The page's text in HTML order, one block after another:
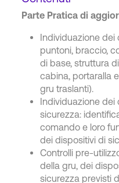
Parte Pratica di
Individuazione dei
puntoni, braccio,
di base, struttura
cabina, portaralla
gru traslanti).
Individuazione dei
sicurezza:
comando e loro
dei dispositivi di
Controlli pre-
della gru, dei
sicurezza previsti